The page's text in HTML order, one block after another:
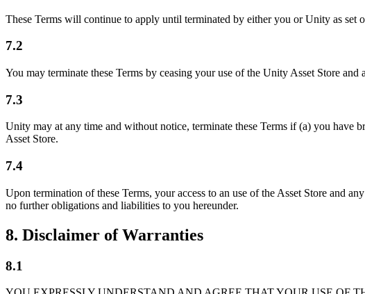
These Terms will continue to apply until terminated by either you or Unity as set
7.2
You may terminate these Terms by ceasing your use of the Unity Asset Store and
7.3
Unity may at any time and without notice, terminate these Terms if (a) you
Asset Store.
7.4
Upon termination of these Terms, your access to an use of the Asset Store and
no further obligations and liabilities to you hereunder.
8. Disclaimer of Warranties
8.1